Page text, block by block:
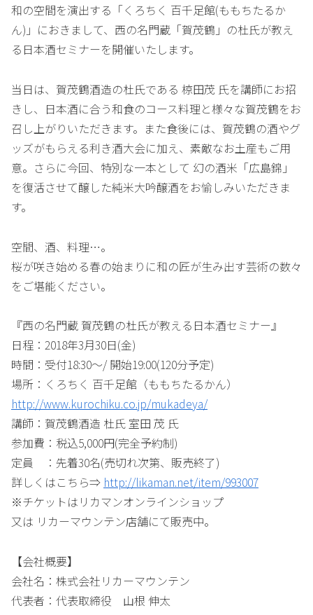
和の空間を演出する「くろちく 百千足館(ももちたるか
ん)」におきまして、西の名門蔵「賀茂鶴」の杜氏が教え
る日本酒セミナーを開催いたします。
当日は、賀茂鶴酒造の杜氏である 椋田茂 氏を講師にお招
きし、日本酒に合う和食のコース料理と様々な賀茂鶴をお
召し上がりいただきます。また食後には、賀茂鶴の酒やグ
ッズがもらえる利き酒大会に加え、素敵なお土産もご用
意。さらに今回、特別な一本として 幻の酒米「広島錦」
を復活させて醸した純米大吟醸酒をお愉しみいただきま
す。
空間、酒、料理…。
桜が咲き始める春の始まりに和の匠が生み出す芸術の数々
をご堪能ください。
『西の名門蔵 賀茂鶴の杜氏が教える日本酒セミナー』
日程：2018年3月30日(金)
時間：受付18:30～/ 開始19:00(120分予定)
場所：くろちく 百千足館（ももちたるかん）
http://www.kurochiku.co.jp/mukadeya/
講師：賀茂鶴酒造 杜氏 室田 茂 氏
参加費：税込5,000円(完全予約制)
定員 ：先着30名(売切れ次第、販売終了)
詳しくはこちら⇒ http://likaman.net/item/993007
※チケットはリカマンオンラインショップ
又は リカーマウンテン店舗にて販売中。
【会社概要】
会社名：株式会社リカーマウンテン
代表者：代表取締役 山根 伸太